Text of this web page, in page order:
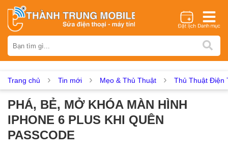
iPhone Samsung Oppo Xiaomi Realme Vivo
Asus Sony Vertu LG Tecno
Dịch vụ sửa chữa
Trang chủ Tin mới Mẹo & Thủ Thuật Thủ Thuật Điện
PHÁ, BẺ, MỞ KHÓA MÀN HÌNH
IPHONE 6 PLUS KHI QUÊN
PASSCODE